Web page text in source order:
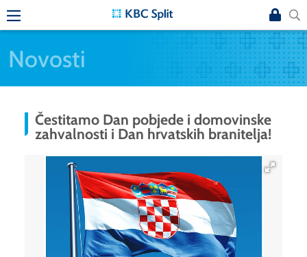
Novosti
Čestitamo Dan pobjede i domovinske
zahvalnosti i Dan hrvatskih branitelja!